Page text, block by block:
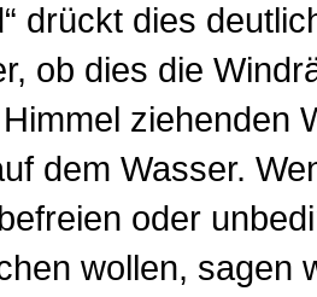
drückt dies
ob dies die
ziehenden
dem Wasser.
oder
wollen, sagen